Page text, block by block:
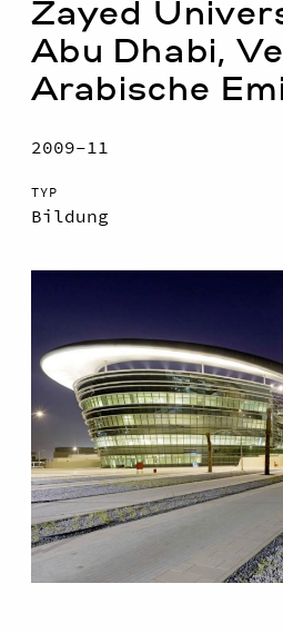
Zayed
Abu Dhabi,
Arabische
2009–11
TYP
Bildung